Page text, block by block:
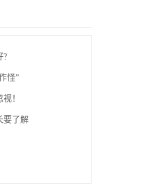
?
怪”
！
要了解